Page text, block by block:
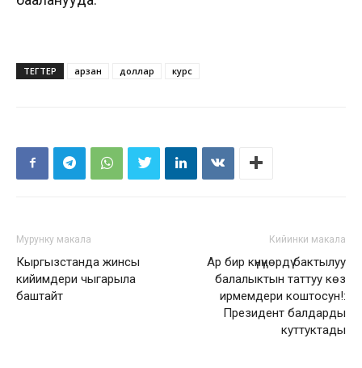
ТЕГТЕР арзан доллар курс
Мурунку макала
Кыргызстанда жинсы
кийимдери чыгарыла
баштайт
Кийинки макала
Ар бир күнүңөрдү бактылуу
балалыктын таттуу көз
ирмемдери коштосун!:
Президент балдарды
куттуктады